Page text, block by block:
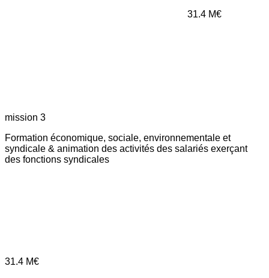
31.4 M€
mission 3
Formation économique, sociale, environnementale et
syndicale & animation des activités des salariés exerçant
des fonctions syndicales
31.4 M€